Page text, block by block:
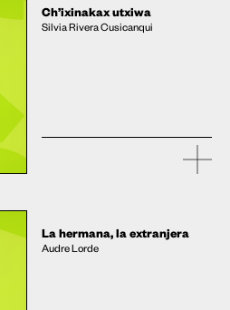
Ch’ixinakax utxiwa
Silvia Rivera Cusicanqui
La hermana, la extranjera
Audre Lorde